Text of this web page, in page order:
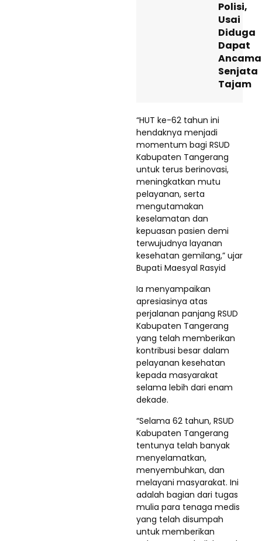
Polisi,
Usai
Diduga
Dapat
Senjata
Tajam
“HUT ke-62 tahun ini
hendaknya menjadi
momentum bagi RSUD
Kabupaten Tangerang
untuk terus berinovasi,
meningkatkan mutu
pelayanan, serta
mengutamakan
keselamatan dan
kepuasan pasien demi
terwujudnya layanan
kesehatan gemilang,” ujar
Bupati Maesyal Rasyid
Ia menyampaikan
apresiasinya atas
perjalanan panjang RSUD
Kabupaten Tangerang
yang telah memberikan
kontribusi besar dalam
pelayanan kesehatan
kepada masyarakat
selama lebih dari enam
dekade.
“Selama 62 tahun, RSUD
Kabupaten Tangerang
tentunya telah banyak
menyelamatkan,
menyembuhkan, dan
melayani masyarakat. Ini
adalah bagian dari tugas
mulia para tenaga medis
yang telah disumpah
untuk memberikan